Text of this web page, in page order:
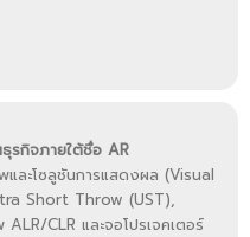
รกิจภายใต้ชื่อ AR
ละโซลูชันการแสดงผล (Visual
Short Throw (UST),
CLR และจอโปรเจคเตอร์